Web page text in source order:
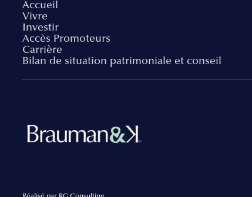
Accueil
Vivre
Investir
Accès Promoteurs
Carrière
Bilan de situation patrimoniale et conseil